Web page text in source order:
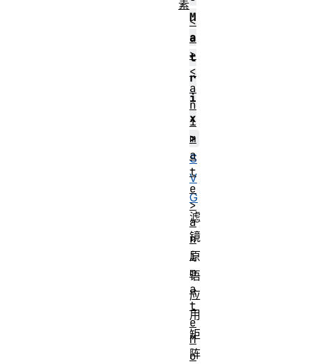
M
a
t
r
i
x
>
S
V
G
滤
镜
原
语
应
用
矩
阵
素
<
a
>
<
a
n
i
m
a
t
e
>
a
n
i
m
a
t
e
M
o